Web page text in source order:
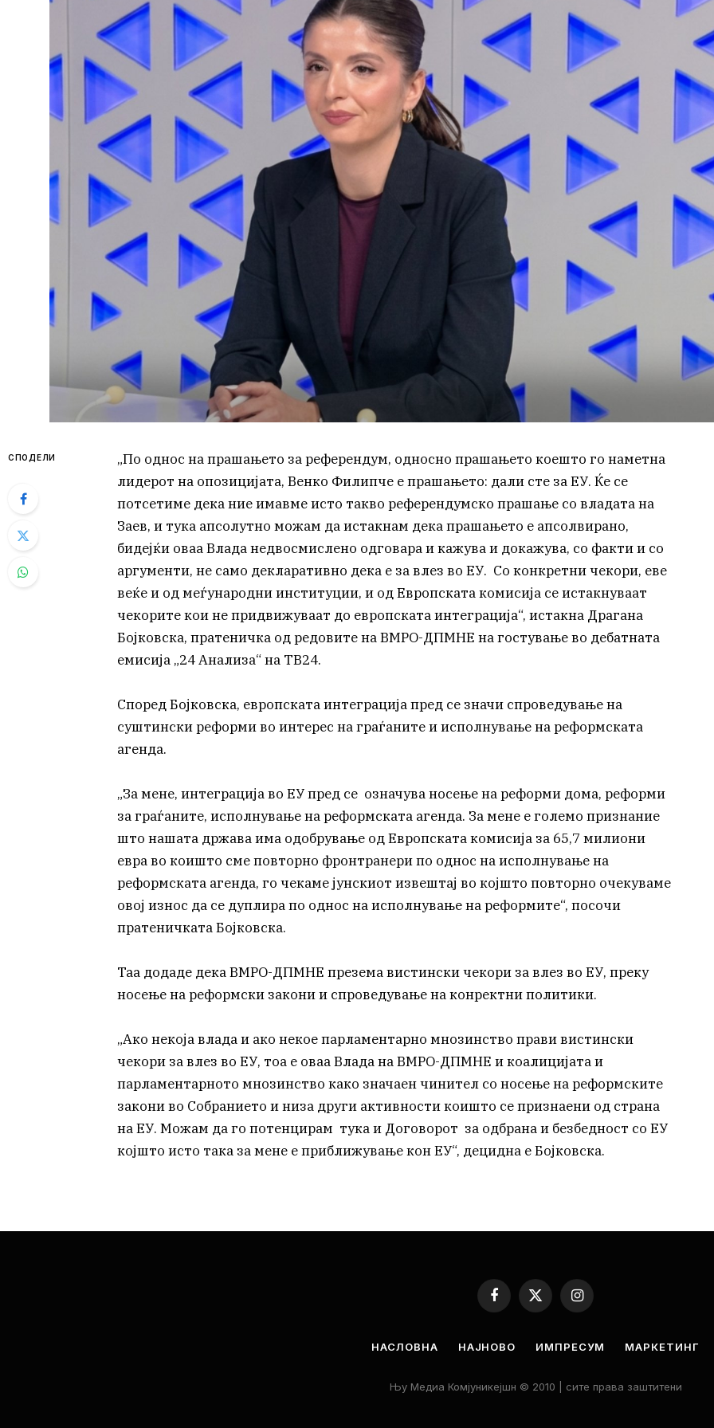
СПОДЕЛИ
„По однос на прашањето за референдум, односно прашањето коешто го наметна
лидерот на опозицијата, Венко Филипче е прашањето: дали сте за ЕУ. Ќе се
потсетиме дека ние имавме исто такво референдумско прашање со владата на
Заев, и тука апсолутно можам да истакнам дека прашањето е апсолвирано,
бидејќи оваа Влада недвосмислено одговара и кажува и докажува, со факти и со
аргументи, не само декларативно дека е за влез во ЕУ. Со конкретни чекори, еве
веќе и од меѓународни институции, и од Европската комисија се истакнуваат
чекорите кои не придвижуваат до европската интеграција“, истакна Драгана
Бојковска, пратеничка од редовите на ВМРО-ДПМНЕ на гостување во дебатната
емисија „24 Анализа“ на ТВ24.
Според Бојковска, европската интеграција пред се значи спроведување на
суштински реформи во интерес на граѓаните и исполнување на реформската
агенда.
„За мене, интеграција во ЕУ пред се означува носење на реформи дома, реформи
за граѓаните, исполнување на реформската агенда. За мене е големо признание
што нашата држава има одобрување од Европската комисија за 65,7 милиони
евра во коишто сме повторно фронтранери по однос на исполнување на
реформската агенда, го чекаме јунскиот извештај во којшто повторно очекуваме
овој износ да се дуплира по однос на исполнување на реформите“, посочи
пратеничката Бојковска.
Таа додаде дека ВМРО-ДПМНЕ презема вистински чекори за влез во ЕУ, преку
носење на реформски закони и спроведување на конректни политики.
„Ако некоја влада и ако некое парламентарно мнозинство прави вистински
чекори за влез во ЕУ, тоа е оваа Влада на ВМРО-ДПМНЕ и коалицијата и
парламентарното мнозинство како значаен чинител со носење на реформските
закони во Собранието и низа други активности коишто се признаени од страна
на ЕУ. Можам да го потенцирам тука и Договорот за одбрана и безбедност со ЕУ
којшто исто така за мене е приближување кон ЕУ“, децидна е Бојковска.
Facebook
X
(Twitter)
Instagram
НАСЛОВНА НАЈНОВО ИМПРЕСУМ МАРКЕТИНГ
Њу Медиа Комјуникејшн © 2010 | сите права заштитени